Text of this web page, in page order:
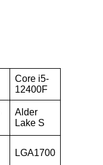
Core i5-
12400F
Alder
Lake S
LGA1700